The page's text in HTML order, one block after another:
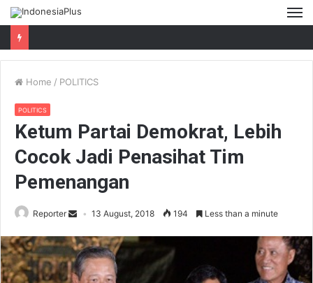
Home / POLITICS
POLITICS
Ketum Partai Demokrat, Lebih
Cocok Jadi Penasihat Tim
Pemenangan
Reporter 13 August, 2018 194 Less than a minute